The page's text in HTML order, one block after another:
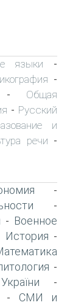
языки -
-
Общая
- Русский
и
речи -
-
-
- Военное
История -
-
-
- СМИ и